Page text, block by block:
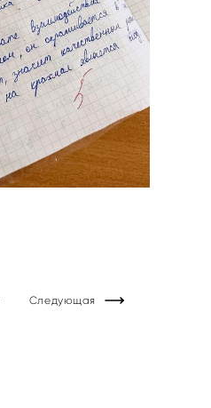
Следующая